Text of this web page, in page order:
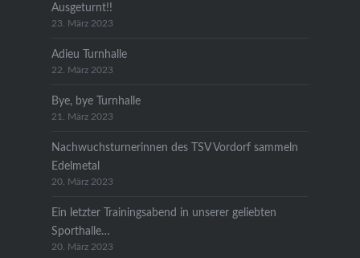
Ausgeturnt!!
23. März 2023
Adieu Turnhalle
22. März 2023
Bye, bye Turnhalle
21. März 2023
Nachwuchsturnerinnen des TSV Vordorf sammeln
Edelmetal
20. März 2023
Ein letzter Trainingsabend in unserer geliebten
Sporthalle…
20. März 2023